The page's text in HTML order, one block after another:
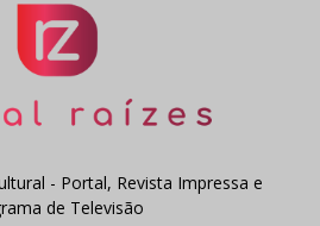
- Portal, Revista Impressa e
de Televisão